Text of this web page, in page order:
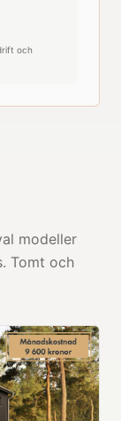
och
modeller
Tomt och